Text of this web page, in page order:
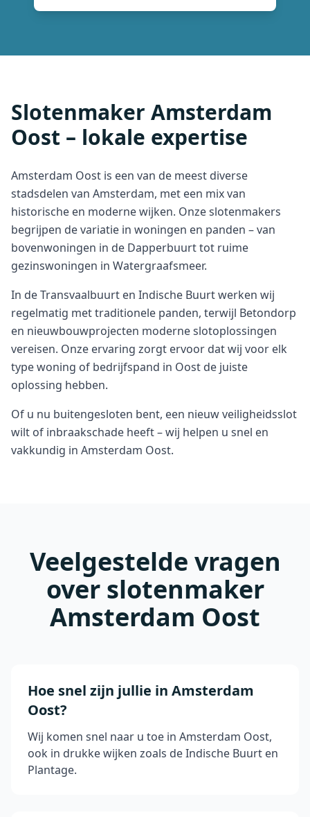
Slotenmaker Amsterdam
Oost – lokale expertise
Amsterdam Oost is een van de meest diverse
stadsdelen van Amsterdam, met een mix van
historische en moderne wijken. Onze slotenmakers
begrijpen de variatie in woningen en panden – van
bovenwoningen in de Dapperbuurt tot ruime
gezinswoningen in Watergraafsmeer.
In de Transvaalbuurt en Indische Buurt werken wij
regelmatig met traditionele panden, terwijl Betondorp
en nieuwbouwprojecten moderne slotoplossingen
vereisen. Onze ervaring zorgt ervoor dat wij voor elk
type woning of bedrijfspand in Oost de juiste
oplossing hebben.
Of u nu buitengesloten bent, een nieuw veiligheidsslot
wilt of inbraakschade heeft – wij helpen u snel en
vakkundig in Amsterdam Oost.
Veelgestelde vragen
over slotenmaker
Amsterdam Oost
Hoe snel zijn jullie in Amsterdam
Oost?
Wij komen snel naar u toe in Amsterdam Oost,
ook in drukke wijken zoals de Indische Buurt en
Plantage.